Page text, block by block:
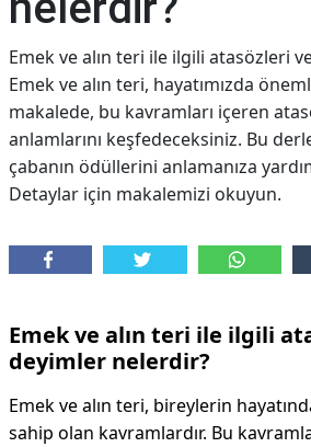
ERKEK
CİLT
BAKIMI
DİPLİNER
Emek ve alın teri ile ilgili atasözleri
Emek ve alın teri, hayatımızda
makalede, bu kavramları içeren
anlamlarını keşfedeceksiniz. Bu
çabanın ödüllerini anlamanıza
Detaylar için makalemizi okuyun.
Emek ve alın teri ile ilgili
deyimler nelerdir?
Emek ve alın teri, bireylerin
sahip olan kavramlardır. Bu